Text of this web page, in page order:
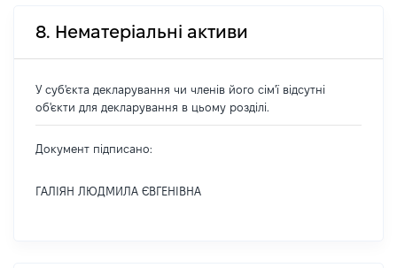
8. Нематеріальні активи
У суб'єкта декларування чи членів його сім'ї відсутні
об'єкти для декларування в цьому розділі.
Документ підписано:
ГАЛІЯН ЛЮДМИЛА ЄВГЕНІВНА